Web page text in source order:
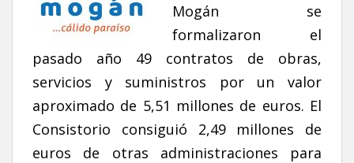
Mogán se
formalizaron el
pasado año 49 contratos de obras,
servicios y suministros por un valor
aproximado de 5,51 millones de euros. El
Consistorio consiguió 2,49 millones de
euros de otras administraciones para